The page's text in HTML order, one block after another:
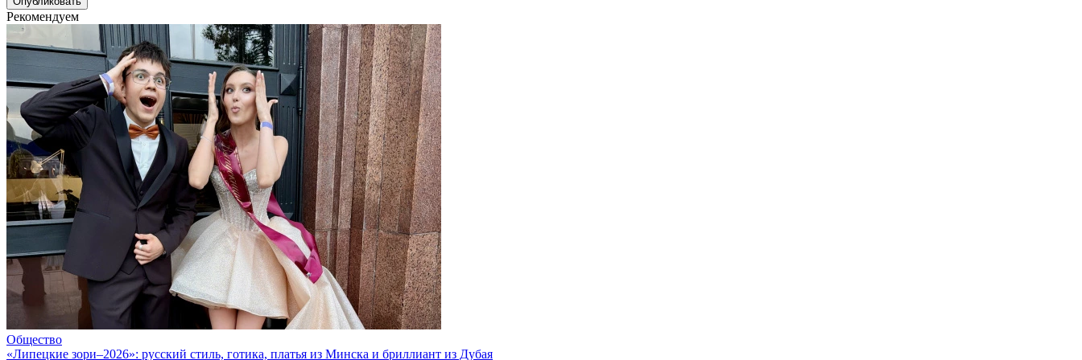
Рекомендуем
Общество
«Липецкие зори–2026»: русский стиль, готика, платья из Минска и бриллиант из Дубая